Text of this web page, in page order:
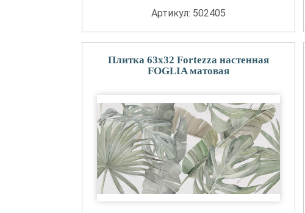
Артикул: 502405
Плитка 63x32 Fortezza настенная
FOGLIA матовая